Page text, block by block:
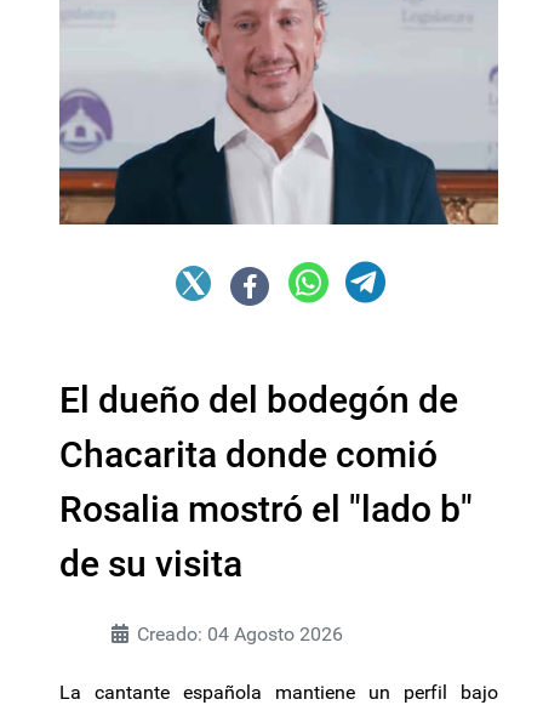
El dueño del bodegón de
Chacarita donde comió
Rosalia mostró el "lado b"
de su visita
Creado: 04 Agosto 2026
La cantante española mantiene un perfil bajo